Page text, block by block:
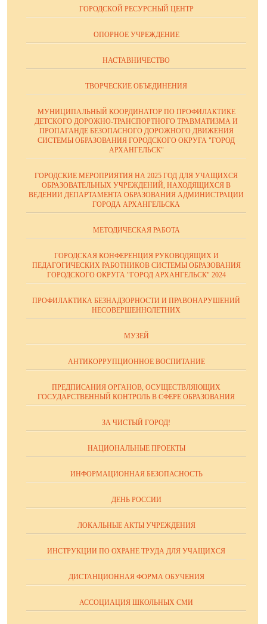
ГОРОДСКОЙ РЕСУРСНЫЙ ЦЕНТР
ОПОРНОЕ УЧРЕЖДЕНИЕ
НАСТАВНИЧЕСТВО
ТВОРЧЕСКИЕ ОБЪЕДИНЕНИЯ
МУНИЦИПАЛЬНЫЙ КООРДИНАТОР ПО ПРОФИЛАКТИКЕ
ДЕТСКОГО ДОРОЖНО-ТРАНСПОРТНОГО ТРАВМАТИЗМА И
ПРОПАГАНДЕ БЕЗОПАСНОГО ДОРОЖНОГО ДВИЖЕНИЯ
СИСТЕМЫ ОБРАЗОВАНИЯ ГОРОДСКОГО ОКРУГА "ГОРОД
АРХАНГЕЛЬСК"
ГОРОДСКИЕ МЕРОПРИЯТИЯ НА 2025 ГОД ДЛЯ УЧАЩИХСЯ
ОБРАЗОВАТЕЛЬНЫХ УЧРЕЖДЕНИЙ, НАХОДЯЩИХСЯ В
ВЕДЕНИИ ДЕПАРТАМЕНТА ОБРАЗОВАНИЯ АДМИНИСТРАЦИИ
ГОРОДА АРХАНГЕЛЬСКА
МЕТОДИЧЕСКАЯ РАБОТА
ГОРОДСКАЯ КОНФЕРЕНЦИЯ РУКОВОДЯЩИХ И
ПЕДАГОГИЧЕСКИХ РАБОТНИКОВ СИСТЕМЫ ОБРАЗОВАНИЯ
ГОРОДСКОГО ОКРУГА "ГОРОД АРХАНГЕЛЬСК" 2024
ПРОФИЛАКТИКА БЕЗНАДЗОРНОСТИ И ПРАВОНАРУШЕНИЙ
НЕСОВЕРШЕННОЛЕТНИХ
МУЗЕЙ
АНТИКОРРУПЦИОННОЕ ВОСПИТАНИЕ
ПРЕДПИСАНИЯ ОРГАНОВ, ОСУЩЕСТВЛЯЮЩИХ
ГОСУДАРСТВЕННЫЙ КОНТРОЛЬ В СФЕРЕ ОБРАЗОВАНИЯ
ЗА ЧИСТЫЙ ГОРОД!
НАЦИОНАЛЬНЫЕ ПРОЕКТЫ
ИНФОРМАЦИОННАЯ БЕЗОПАСНОСТЬ
ДЕНЬ РОССИИ
ЛОКАЛЬНЫЕ АКТЫ УЧРЕЖДЕНИЯ
ИНСТРУКЦИИ ПО ОХРАНЕ ТРУДА ДЛЯ УЧАЩИХСЯ
ДИСТАНЦИОННАЯ ФОРМА ОБУЧЕНИЯ
АССОЦИАЦИЯ ШКОЛЬНЫХ СМИ